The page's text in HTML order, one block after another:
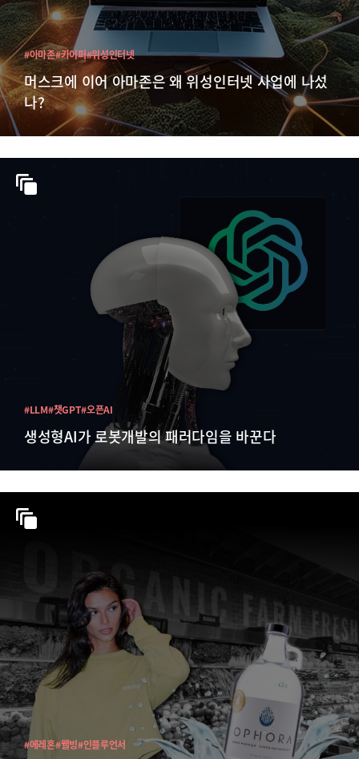
머스크에 이어 아마존은 왜 위성인터넷 사업에 나섰
나?
#아마존#카이퍼#위성인터넷
생성형AI가 로봇개발의 패러다임을 바꾼다
#LLM#챗GPT#오픈AI
#에레혼#웰빙#인플루언서